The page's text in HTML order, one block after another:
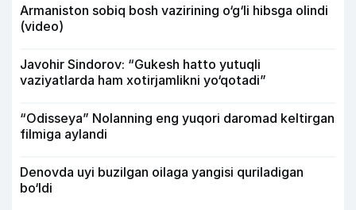
Armaniston sobiq bosh vazirining o‘g‘li hibsga olindi
(video)
Javohir Sindorov: “Gukesh hatto yutuqli
vaziyatlarda ham xotirjamlikni yo‘qotadi”
“Odisseya” Nolanning eng yuqori daromad keltirgan
filmiga aylandi
Denovda uyi buzilgan oilaga yangisi quriladigan
bo‘ldi